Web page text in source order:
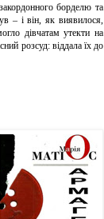
борделю та
– і він, як виявилося,
дівчатам утекти на
розсуд: віддала їх до